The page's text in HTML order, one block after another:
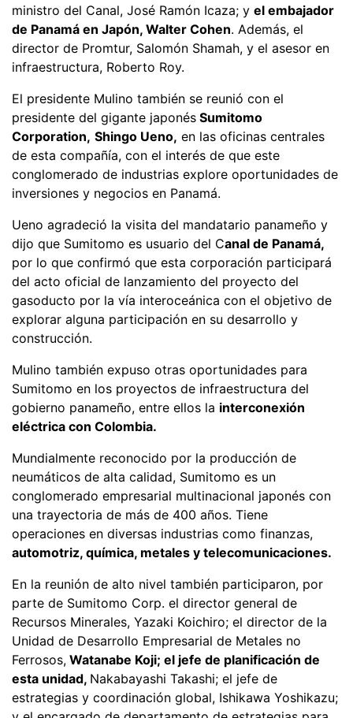
ministro del Canal, José Ramón Icaza; y el embajador
de Panamá en Japón, Walter Cohen. Además, el
director de Promtur, Salomón Shamah, y el asesor en
infraestructura, Roberto Roy.
El presidente Mulino también se reunió con el
presidente del gigante japonés Sumitomo
Corporation, Shingo Ueno, en las oficinas centrales
de esta compañía, con el interés de que este
conglomerado de industrias explore oportunidades de
inversiones y negocios en Panamá.
Ueno agradeció la visita del mandatario panameño y
dijo que Sumitomo es usuario del Canal de Panamá,
por lo que confirmó que esta corporación participará
del acto oficial de lanzamiento del proyecto del
gasoducto por la vía interoceánica con el objetivo de
explorar alguna participación en su desarrollo y
construcción.
Mulino también expuso otras oportunidades para
Sumitomo en los proyectos de infraestructura del
gobierno panameño, entre ellos la interconexión
eléctrica con Colombia.
Mundialmente reconocido por la producción de
neumáticos de alta calidad, Sumitomo es un
conglomerado empresarial multinacional japonés con
una trayectoria de más de 400 años. Tiene
operaciones en diversas industrias como finanzas,
automotriz, química, metales y telecomunicaciones.
En la reunión de alto nivel también participaron, por
parte de Sumitomo Corp. el director general de
Recursos Minerales, Yazaki Koichiro; el director de la
Unidad de Desarrollo Empresarial de Metales no
Ferrosos, Watanabe Koji; el jefe de planificación de
esta unidad, Nakabayashi Takashi; el jefe de
estrategias y coordinación global, Ishikawa Yoshikazu;